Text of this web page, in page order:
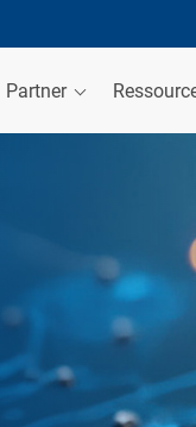
Partner